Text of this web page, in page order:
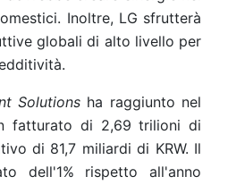
Inoltre, LG sfrutterà
globali di alto livello per
Solutions ha raggiunto nel
fatturato di 2,69 trilioni di
di 81,7 miliardi di KRW. Il
dell'1% rispetto all'anno